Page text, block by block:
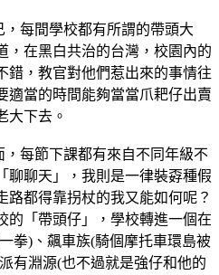
每間學校都有所謂的帶頭大
，在黑白共治的台灣，校園內的
錯，教官對他們惹出來的事情往
適當的時間能夠當當爪耙仔出賣
大下去。
每節下課都有來自不同年級不
聊聊天」，我則是一律裝孬種假
路都得靠拐杖的我又能如何呢？
的「帶頭仔」，學校轉進一個在
拳)、飆車族(騎個摩托車環島被
有淵源(也不過就是強仔和他的